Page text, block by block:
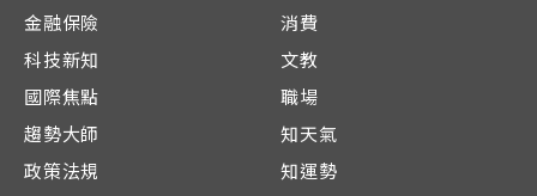
金融保險
科技新知
國際焦點
趨勢大師
政策法規
消費
文教
職場
知天氣
知運勢